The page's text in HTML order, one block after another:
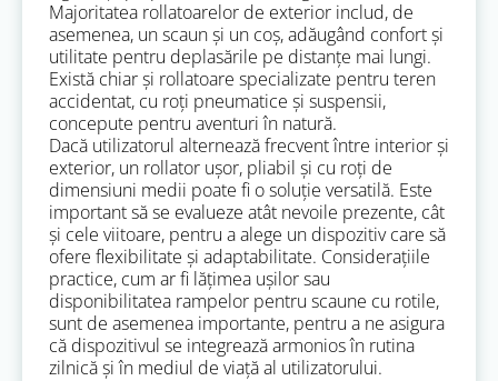
Majoritatea rollatoarelor de exterior includ, de
asemenea, un scaun și un coș, adăugând confort și
utilitate pentru deplasările pe distanțe mai lungi.
Există chiar și rollatoare specializate pentru teren
accidentat, cu roți pneumatice și suspensii,
concepute pentru aventuri în natură.
Dacă utilizatorul alternează frecvent între interior și
exterior, un rollator ușor, pliabil și cu roți de
dimensiuni medii poate fi o soluție versatilă. Este
important să se evalueze atât nevoile prezente, cât
și cele viitoare, pentru a alege un dispozitiv care să
ofere flexibilitate și adaptabilitate. Considerațiile
practice, cum ar fi lățimea ușilor sau
disponibilitatea rampelor pentru scaune cu rotile,
sunt de asemenea importante, pentru a ne asigura
că dispozitivul se integrează armonios în rutina
zilnică și în mediul de viață al utilizatorului.